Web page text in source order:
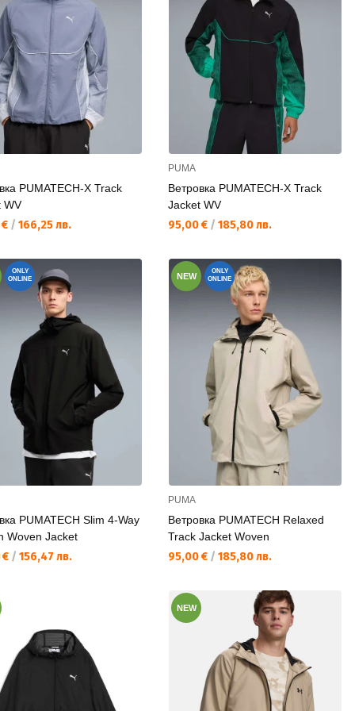
PUMATECH-X Track
WV
цена:
/ 166,25 лв.
PUMA
Ветровка PUMATECH-X Track
Jacket WV
Текуща цена:
95,00 € / 185,80 лв.
ONLY
ONLINE
PUMATECH Slim 4-Way
Woven Jacket
цена:
€ / 156,47 лв.
NEW
ONLY
ONLINE
PUMA
Ветровка PUMATECH Relaxed
Track Jacket Woven
Текуща цена:
95,00 € / 185,80 лв.
NEW